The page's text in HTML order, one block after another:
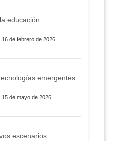
educación
de febrero de 2026
emergentes
de mayo de 2026
escenarios